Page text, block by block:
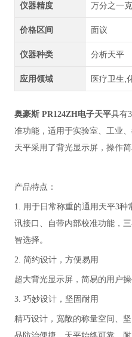
仪器精度 万分之一克
价格区间 面议
仪器种类 分析天平
应用领域 医疗卫生,
奥豪斯 PR124ZH电子天平具有
准功能，适用于实验室、工业
天平采用了背光显示屏，操作简
产品特点：
1. 用于日常称重的通用天平3种
讯接口、自带内部校准功能，
智选择。
2. 简约设计，方便易用
超大背光显示屏，简易的用户操作
3. 巧妙设计，坚固耐用
精巧设计，宽敞的称量空间